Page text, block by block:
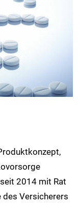
2014 mit Rat
des Versicherers